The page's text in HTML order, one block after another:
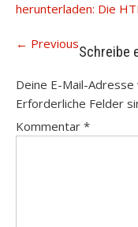
herunterladen: Die
← PreviousSchreibe
Deine E-Mail-
Erforderliche Felder
Kommentar *